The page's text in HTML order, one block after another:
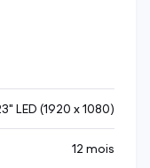
LED (1920 x 1080)
12 mois